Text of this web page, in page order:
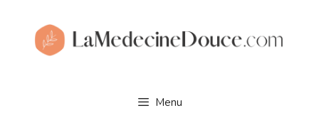
contenu
Menu